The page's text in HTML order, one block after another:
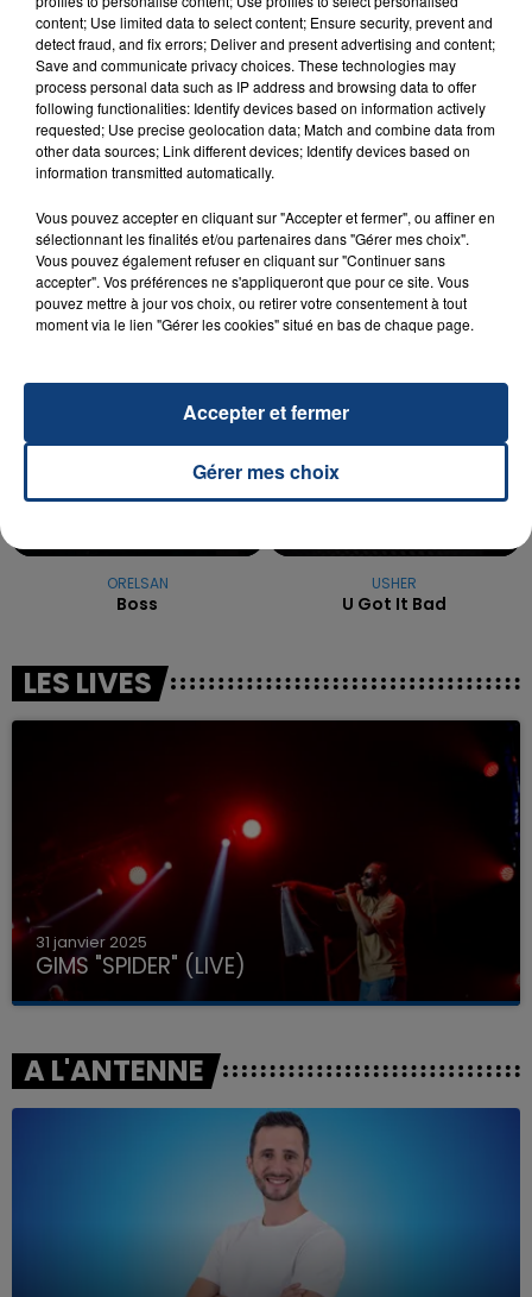
20 juillet 2026
UNE ADOLESCENTE DEVANT SE FAIRE
OPÉRER DE LA CHEVILLE RESSORT DE LA...
La famille a porté plainte contre la clinique qui a
reconnu sa responsabilité et présenté ses
excuses.
TITRES DIFFUSÉS
ORELSAN
Boss
USHER
U Got It Bad
LES LIVES
31 janvier 2025
GIMS "SPIDER" (LIVE)
A L'ANTENNE
content; Use limited data to select content; Ensure security, prevent and
detect fraud, and fix errors; Deliver and present advertising and content;
Save and communicate privacy choices. These technologies may
process personal data such as IP address and browsing data to offer
following functionalities: Identify devices based on information actively
requested; Use precise geolocation data; Match and combine data from
other data sources; Link different devices; Identify devices based on
information transmitted automatically.
Vous pouvez accepter en cliquant sur "Accepter et fermer", ou affiner en
sélectionnant les finalités et/ou partenaires dans "Gérer mes choix".
Vous pouvez également refuser en cliquant sur "Continuer sans
accepter". Vos préférences ne s'appliqueront que pour ce site. Vous
pouvez mettre à jour vos choix, ou retirer votre consentement à tout
moment via le lien "Gérer les cookies" situé en bas de chaque page.
Gérer mes choix
Accepter et fermer